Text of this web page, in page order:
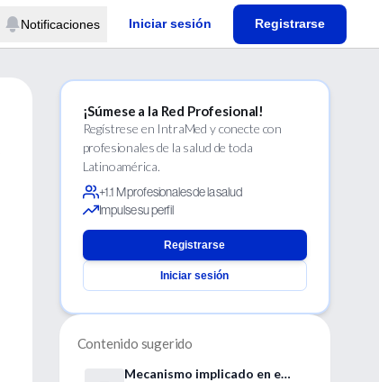
Notificaciones Iniciar sesión Registrarse
¡Súmese a la Red Profesional!
Regístrese en IntraMed y conecte con
profesionales de la salud de toda
Latinoamérica.
+1.1 M profesionales de la salud
Impulse su perfil
Registrarse
Iniciar sesión
Contenido sugerido
Mecanismo implicado en el